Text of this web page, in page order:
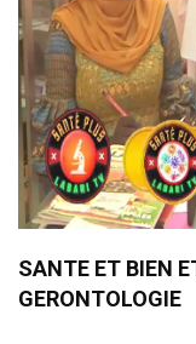
SANTE ET BIEN
GERONTOLOGIE